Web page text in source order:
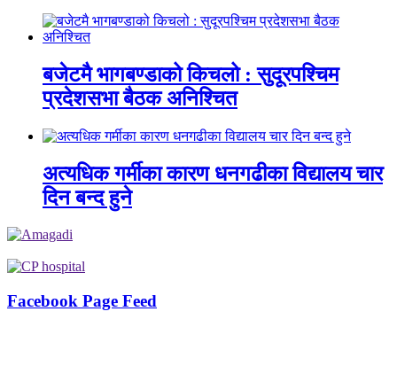
बजेटमै भागबण्डाको किचलो : सुदूरपश्चिम
प्रदेशसभा बैठक अनिश्चित
अत्यधिक गर्मीका कारण धनगढीका विद्यालय चार
दिन बन्द हुने
Facebook Page Feed